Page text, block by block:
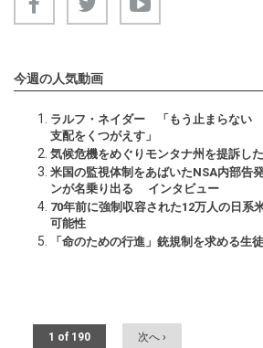
今週の人気動画
ラルフ・ネイダー 「もう止まらない
支配をくつがえす」
気候危機をめぐりモンタナ州を提訴し
米国の監視体制をあばいたNSA内部告
ンが名乗り出る インタビュー
70年前に強制収容された12万人の日系
可能性
「命のための行進」銃規制を求める生
1 of 190 次へ ›